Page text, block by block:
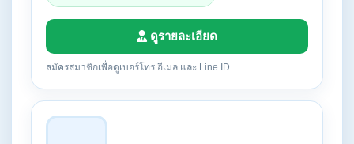
ดูรายละเอียด
สมัครสมาชิกเพื่อดูเบอร์โทร อีเมล และ Line ID